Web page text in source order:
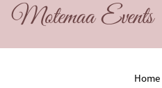
Motemaa Events
Home